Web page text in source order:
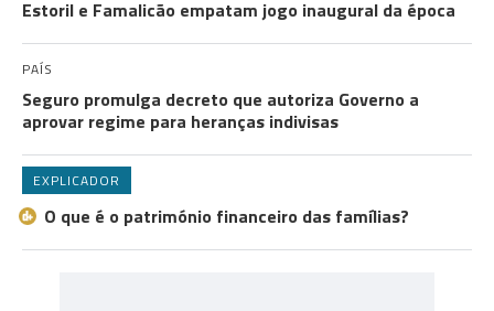
Estoril e Famalicão empatam jogo inaugural da época
PAÍS
Seguro promulga decreto que autoriza Governo a
aprovar regime para heranças indivisas
EXPLICADOR
O que é o património financeiro das famílias?